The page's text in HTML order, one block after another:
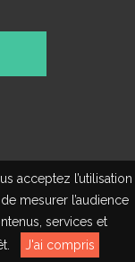
acceptez l’utilisation
mesurer l’audience
services et
J'ai compris